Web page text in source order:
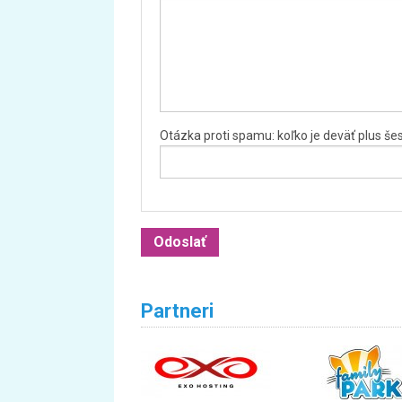
Otázka proti spamu: koľko je deväť plus
Partneri